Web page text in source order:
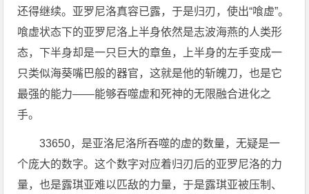
还得继续。亚罗尼洛真容已露，于是归刃，使出“喰虚”。
喰虚状态下的亚罗尼洛上半身依然是志波海燕的人类形
态，下半身却是一只巨大的章鱼，上半身的左手变成一
只类似海葵嘴巴般的器官，这就是他的斩魄刀，也是它
最强的能力——能够吞噬虚和死神的无限融合进化之
手。
33650，是亚洛尼洛所吞噬的虚的数量，无疑是一
个庞大的数字。这个数字对应着归刃后的亚罗尼洛的力
量，也是露琪亚难以匹敌的力量，于是露琪亚被压制、